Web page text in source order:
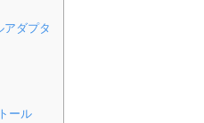
ダプタ
ール